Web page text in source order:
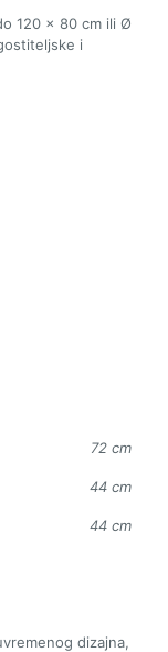
120 × 80 cm ili Ø
i
72 cm
44 cm
44 cm
dizajna,